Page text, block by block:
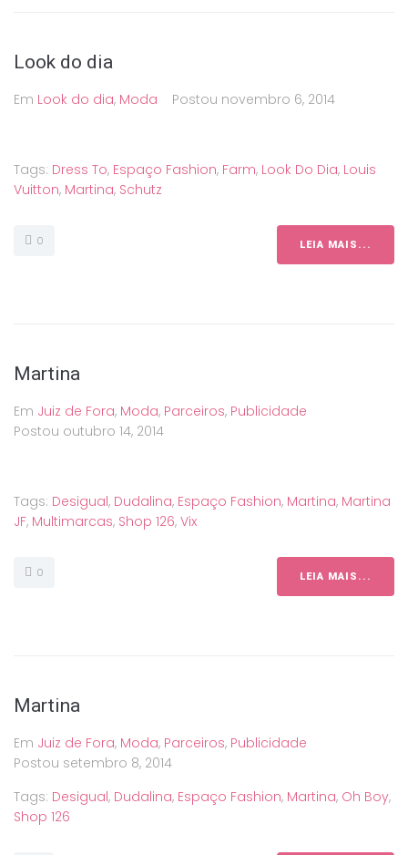
Look do dia
Em Look do dia, Moda Postou novembro 6, 2014
Tags: Dress To, Espaço Fashion, Farm, Look Do Dia, Louis
Vuitton, Martina, Schutz
0 LEIA MAIS...
Martina
Em Juiz de Fora, Moda, Parceiros, Publicidade
Postou outubro 14, 2014
Tags: Desigual, Dudalina, Espaço Fashion, Martina, Martina
JF, Multimarcas, Shop 126, Vix
0 LEIA MAIS...
Martina
Em Juiz de Fora, Moda, Parceiros, Publicidade
Postou setembro 8, 2014
Tags: Desigual, Dudalina, Espaço Fashion, Martina, Oh Boy,
Shop 126